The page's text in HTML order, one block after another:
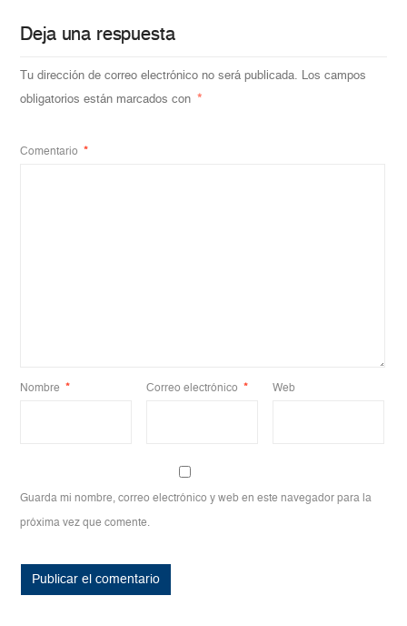
Deja una respuesta
Tu dirección de correo electrónico no será publicada. Los campos
obligatorios están marcados con *
Comentario *
Nombre * Correo electrónico * Web
Guarda mi nombre, correo electrónico y web en este navegador para la
próxima vez que comente.